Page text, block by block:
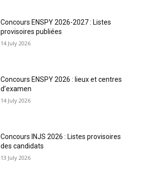
Concours ENSPY 2026-2027 : Listes
provisoires publiées
14 July 2026
Concours ENSPY 2026 : lieux et centres
d’examen
14 July 2026
Concours INJS 2026 : Listes provisoires
des candidats
13 July 2026